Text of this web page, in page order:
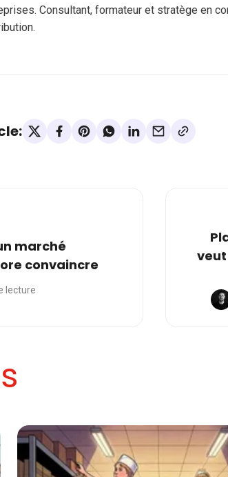
Consultant, formateur et stratège en
marché
convaincre
lecture
veut